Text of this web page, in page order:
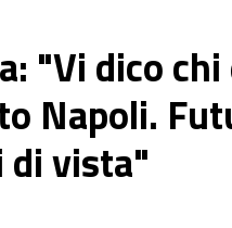
"Vi dico
Napoli.
di vista"